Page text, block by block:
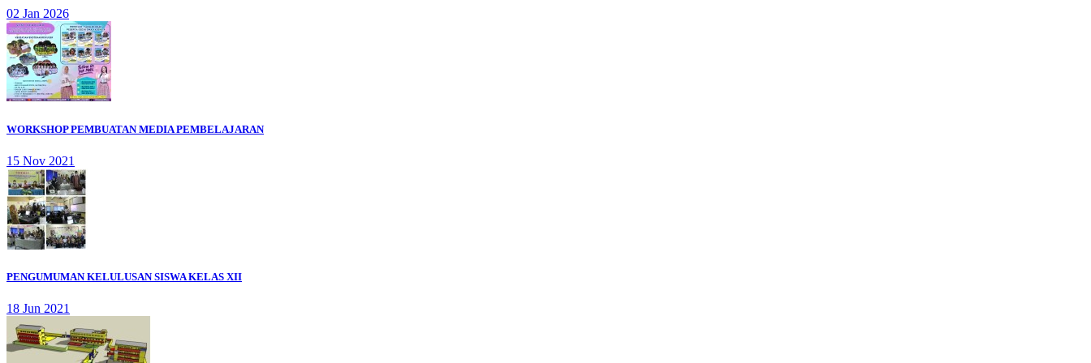
02 Jan 2026
WORKSHOP PEMBUATAN MEDIA PEMBELAJARAN
15 Nov 2021
PENGUMUMAN KELULUSAN SISWA KELAS XII
18 Jun 2021